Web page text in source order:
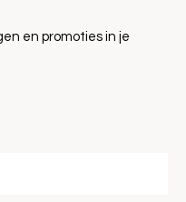
en promoties in je